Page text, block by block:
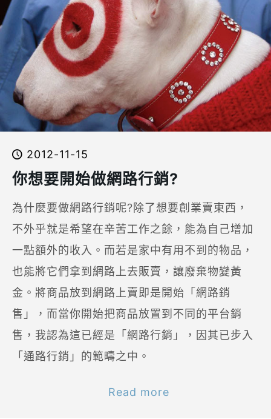
2012-11-15
你想要開始做網路行銷?
為什麼要做網路行銷呢?除了想要創業賣東西，
不外乎就是希望在辛苦工作之餘，能為自己增加
一點額外的收入。而若是家中有用不到的物品，
也能將它們拿到網路上去販賣，讓廢棄物變黃
金。將商品放到網路上賣即是開始「網路銷
售」，而當你開始把商品放置到不同的平台銷
售，我認為這已經是「網路行銷」，因其已步入
「通路行銷」的範疇之中。
Read more